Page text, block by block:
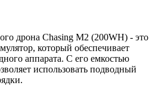
дрона Chasing M2 (200WH) - это
который обеспечивает
аппарата. С его емкостью
использовать подводный